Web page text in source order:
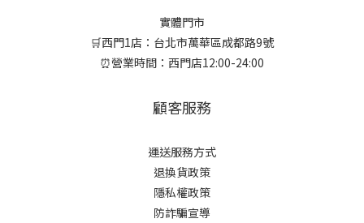
實體門市
🛒西門1店：台北市萬華區成都路9號
⏰營業時間：西門店12:00-24:00
顧客服務
運送服務方式
退換貨政策
隱私權政策
防詐騙宣導